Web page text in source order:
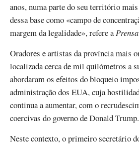
anos, numa parte do seu território
dessa base como «campo de
margem da legalidade», refere a
Oradores e artistas da província mais
localizada cerca de mil quilómetros a
abordaram os efeitos do bloqueio
administração dos EUA, cuja
continua a aumentar, com o
coercivas do governo de Donald Trump.
Neste contexto, o primeiro secretário